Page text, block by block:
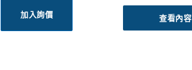
加入詢價 查看內容